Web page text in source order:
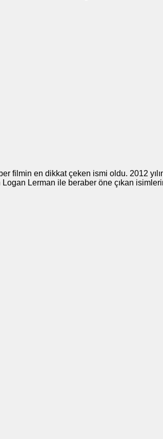
filmin en dikkat çeken ismi oldu. 2012
Lerman ile beraber öne çıkan